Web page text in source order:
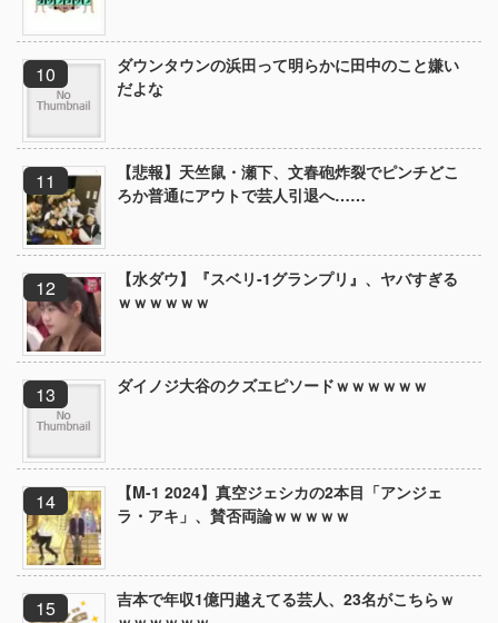
ダウンタウンの浜田って明らかに田中のこと嫌い
だよな
【悲報】天竺鼠・瀬下、文春砲炸裂でピンチどこ
ろか普通にアウトで芸人引退へ……
【水ダウ】『スベリ-1グランプリ』、ヤバすぎる
ｗｗｗｗｗｗ
ダイノジ大谷のクズエピソードｗｗｗｗｗｗ
【M-1 2024】真空ジェシカの2本目「アンジェ
ラ・アキ」、賛否両論ｗｗｗｗｗ
吉本で年収1億円越えてる芸人、23名がこちらｗ